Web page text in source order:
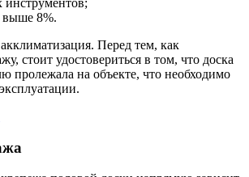
выше 8%.
Перед тем, как
стоит удостовериться в том, что доска
пролежала на объекте, что необходимо